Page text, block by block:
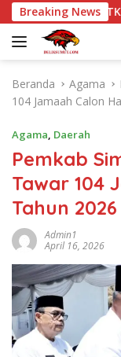
a
Breaking News
Cek TKP
Beranda Agama
104 Jamaah Calon
Agama, Daerah
Pemkab
Tawar 104
Tahun 2026
Admin1
April 16, 2026